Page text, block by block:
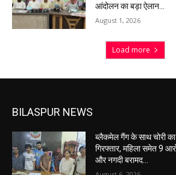
आंदोलन का बड़ा ऐलान…
August 1, 2026
Load more
BILASPUR NEWS
ब्लैकमेल गैंग के साथ चोरी का
गिरफ्तार, महिला समेत 9
और नगदी बरामद…